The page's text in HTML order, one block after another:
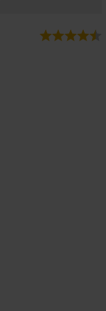
Betyg: